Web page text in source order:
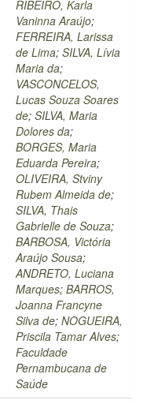
RIBEIRO, Karla
Vaninna Araújo;
FERREIRA, Larissa
de Lima; SILVA, Lívia
Maria da;
VASCONCELOS,
Lucas Souza Soares
de; SILVA, Maria
Dolores da;
BORGES, Maria
Eduarda Pereira;
OLIVEIRA, Stviny
Rubem Almeida de;
SILVA, Thais
Gabrielle de Souza;
BARBOSA, Victória
Araújo Sousa;
ANDRETO, Luciana
Marques; BARROS,
Joanna Francyne
Silva de; NOGUEIRA,
Priscila Tamar Alves;
Faculdade
Pernambucana de
Saúde